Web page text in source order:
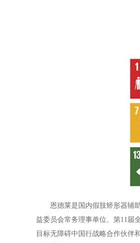
恩德莱是国内假肢矫形器辅
益委员会常务理事单位、第11届
目标无障碍中国行战略合作伙伴